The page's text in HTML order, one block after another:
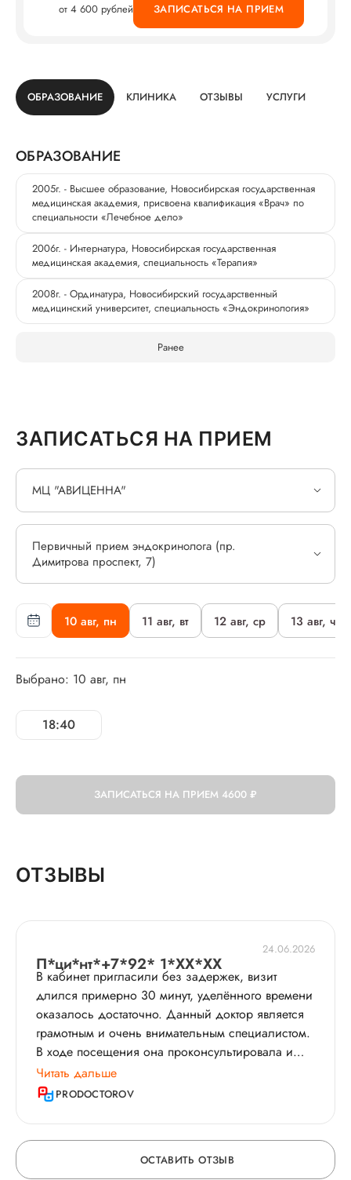
от 4 600 рублей ЗАПИСАТЬСЯ НА ПРИЕМ
ОБРАЗОВАНИЕ КЛИНИКА ОТЗЫВЫ УСЛУГИ
ОБРАЗОВАНИЕ
2005г. - Высшее образование, Новосибирская государственная
медицинская академия, присвоена квалификация «Врач» по
специальности «Лечебное дело»
2006г. - Интернатура, Новосибирская государственная
медицинская академия, специальность «Терапия»
2008г. - Ординатура, Новосибирский государственный
медицинский университет, специальность «Эндокринология»
Ранее
ЗАПИСАТЬСЯ НА ПРИЕМ
10 авг, пн 11 авг, вт 12 авг, ср 13 авг, чт
Выбрано: 10 авг, пн
18:40
МЦ "АВИЦЕННА"
Первичный прием эндокринолога (пр.
Димитрова проспект, 7)
ЗАПИСАТЬСЯ НА ПРИЕМ 4600 ₽
ОТЗЫВЫ
24.06.2026
П*ци*нт*+7*92* 1*XX*XX
В кабинет пригласили без задержек, визит
длился примерно 30 минут, уделённого времени
оказалось достаточно. Данный доктор является
грамотным и очень внимательным специалистом.
В ходе посещения она проконсультировала и
выполнила осмотр. При манипуляциях
действовала аккуратно, дискомфорта не
возникало. Этот врач обладает тактичной и
вежливой манерой общения. По итогу доктор
предоставила необходимые в моём случае
рекомендации. Ранее другой специалист
Читать дальше
PRODOCTOROV
ОСТАВИТЬ ОТЗЫВ